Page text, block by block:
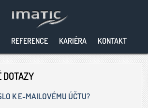
REFERENCE KARIÉRA KONTAKT
DOTAZY
K E-MAILOVÉMU ÚČTU?